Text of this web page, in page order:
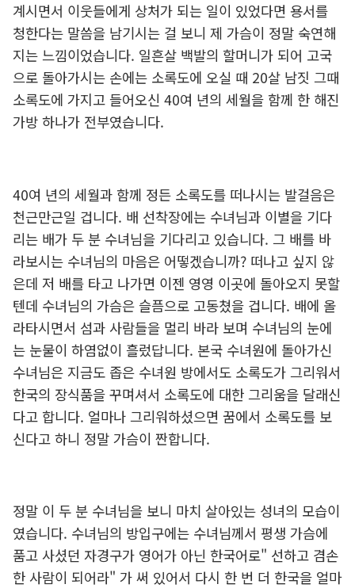
계시면서 이웃들에게 상처가 되는 일이 있었다면 용서를
청한다는 말씀을 남기시는 걸 보니 제 가슴이 정말 숙연해
지는 느낌이었습니다. 일흔살 백발의 할머니가 되어 고국
으로 돌아가시는 손에는 소록도에 오실 때 20살 남짓 그때
소록도에 가지고 들어오신 40여 년의 세월을 함께 한 해진
가방 하나가 전부였습니다.
40여 년의 세월과 함께 정든 소록도를 떠나시는 발걸음은
천근만근일 겁니다. 배 선착장에는 수녀님과 이별을 기다
리는 배가 두 분 수녀님을 기다리고 있습니다. 그 배를 바
라보시는 수녀님의 마음은 어떻겠습니까? 떠나고 싶지 않
은데 저 배를 타고 나가면 이젠 영영 이곳에 돌아오지 못할
텐데 수녀님의 가슴은 슬픔으로 고동쳤을 겁니다. 배에 올
라타시면서 섬과 사람들을 멀리 바라 보며 수녀님의 눈에
는 눈물이 하염없이 흘렀답니다. 본국 수녀원에 돌아가신
수녀님은 지금도 좁은 수녀원 방에서도 소록도가 그리워서
한국의 장식품을 꾸며셔서 소록도에 대한 그리움을 달래신
다고 합니다. 얼마나 그리워하셨으면 꿈에서 소록도를 보
신다고 하니 정말 가슴이 짠합니다.
정말 이 두 분 수녀님을 보니 마치 살아있는 성녀의 모습이
였습니다. 수녀님의 방입구에는 수녀님께서 평생 가슴에
품고 사셨던 자경구가 영어가 아닌 한국어로" 선하고 겸손
한 사람이 되어라" 가 써 있어서 다시 한 번 더 한국을 얼마